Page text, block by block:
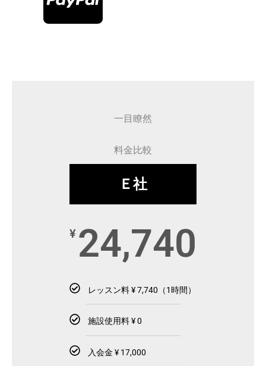
一目瞭然
料金比較
Ｅ社
¥ 24,740
レッスン料 ¥ 7,740（1時間）
施設使用料 ¥ 0
入会金 ¥ 17,000